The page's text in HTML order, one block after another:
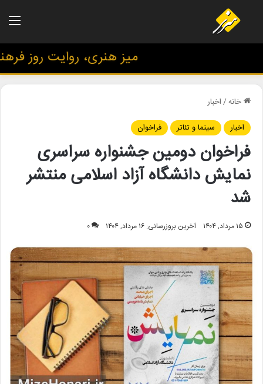
میز هنری، روایت روز
خانه/اخبار
اخبار
سینما و تئاتر فراخوان
فراخوان دومین جشنواره سراسری
نمایش دانشگاه آزاد اسلامی منتشر
شد
۱۵ مرداد, ۱۴۰۴ آخرین بروزرسانی: ۱۶ مرداد, ۱۴۰۴ ۰